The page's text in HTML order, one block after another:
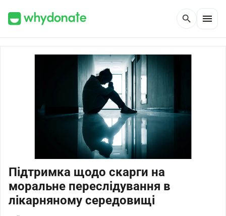
search menu
Підтримка щодо скарги на
моральне переслідування в
лікарняному середовищі